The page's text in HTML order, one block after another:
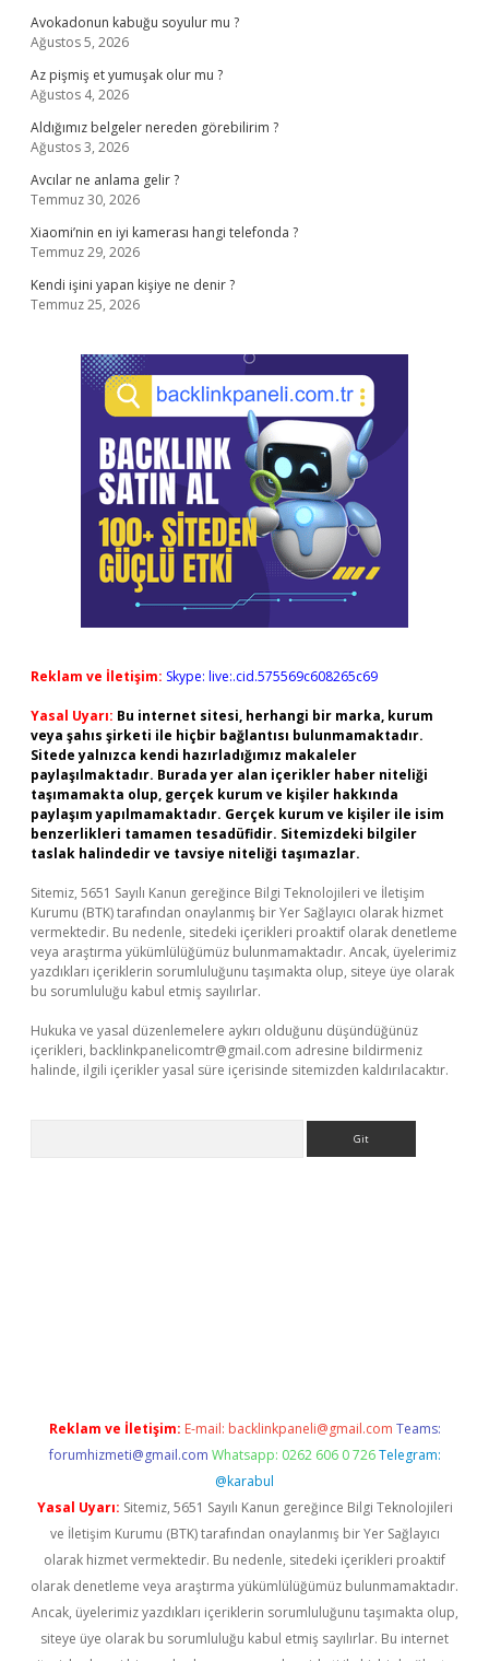
Avokadonun kabuğu soyulur mu ?
Ağustos 5, 2026
Az pişmiş et yumuşak olur mu ?
Ağustos 4, 2026
Aldığımız belgeler nereden görebilirim ?
Ağustos 3, 2026
Avcılar ne anlama gelir ?
Temmuz 30, 2026
Xiaomi’nin en iyi kamerası hangi telefonda ?
Temmuz 29, 2026
Kendi işini yapan kişiye ne denir ?
Temmuz 25, 2026
Reklam ve İletişim: Skype: live:.cid.575569c608265c69
Yasal Uyarı: Bu internet sitesi, herhangi bir marka, kurum
veya şahıs şirketi ile hiçbir bağlantısı bulunmamaktadır.
Sitede yalnızca kendi hazırladığımız makaleler
paylaşılmaktadır. Burada yer alan içerikler haber niteliği
taşımamakta olup, gerçek kurum ve kişiler hakkında
paylaşım yapılmamaktadır. Gerçek kurum ve kişiler ile isim
benzerlikleri tamamen tesadüfidir. Sitemizdeki bilgiler
taslak halindedir ve tavsiye niteliği taşımazlar.
Sitemiz, 5651 Sayılı Kanun gereğince Bilgi Teknolojileri ve İletişim
Kurumu (BTK) tarafından onaylanmış bir Yer Sağlayıcı olarak hizmet
vermektedir. Bu nedenle, sitedeki içerikleri proaktif olarak denetleme
veya araştırma yükümlülüğümüz bulunmamaktadır. Ancak, üyelerimiz
yazdıkları içeriklerin sorumluluğunu taşımakta olup, siteye üye olarak
bu sorumluluğu kabul etmiş sayılırlar.
Hukuka ve yasal düzenlemelere aykırı olduğunu düşündüğünüz
içerikleri, backlinkpanelicomtr@gmail.com adresine bildirmeniz
halinde, ilgili içerikler yasal süre içerisinde sitemizden kaldırılacaktır.
Reklam ve İletişim: E-mail: backlinkpaneli@gmail.com Teams:
forumhizmeti@gmail.com Whatsapp: 0262 606 0 726 Telegram:
@karabul
Yasal Uyarı: Sitemiz, 5651 Sayılı Kanun gereğince Bilgi Teknolojileri
ve İletişim Kurumu (BTK) tarafından onaylanmış bir Yer Sağlayıcı
olarak hizmet vermektedir. Bu nedenle, sitedeki içerikleri proaktif
olarak denetleme veya araştırma yükümlülüğümüz bulunmamaktadır.
Ancak, üyelerimiz yazdıkları içeriklerin sorumluluğunu taşımakta olup,
siteye üye olarak bu sorumluluğu kabul etmiş sayılırlar. Bu internet